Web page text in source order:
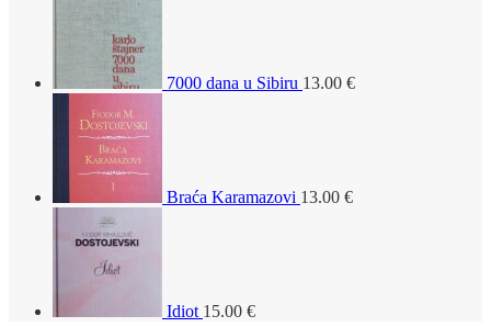
7000 dana u Sibiru 13.00 €
Braća Karamazovi 13.00 €
Idiot 15.00 €